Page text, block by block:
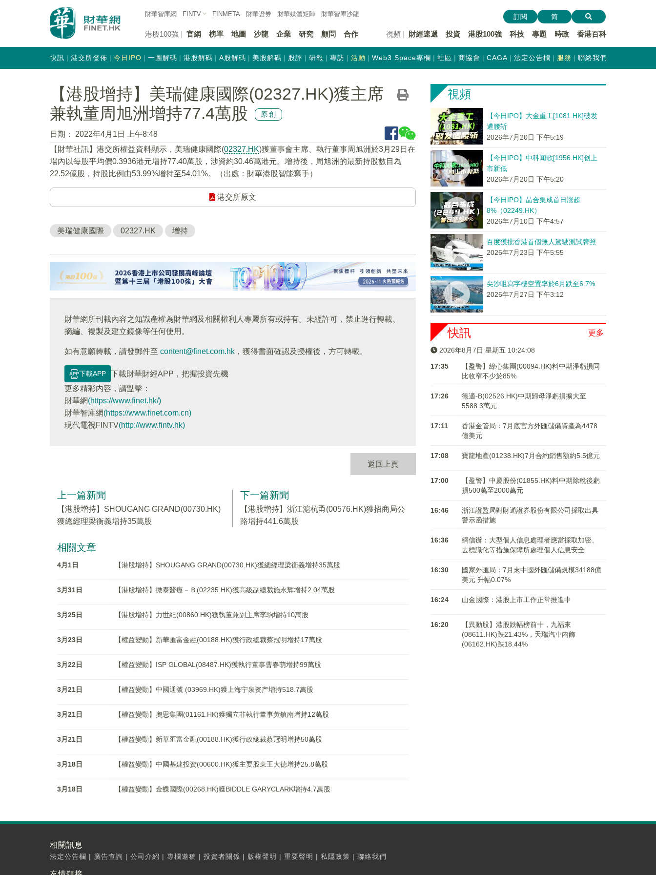
財華智庫網 FINTV FINMETA 財華證券 財華媒體矩陣 財華智庫沙龍
港股100強 官網 榜單 地圖 沙龍 企業 研究 顧問 合作 視頻 財經速遞 投資 港股100強 科技 專題 時政 香港百科
訂閱 简
快訊 港交所發佈 今日IPO 一圖解碼 港股解碼 A股解碼 美股解碼 股評 研報 專訪 活動 Web3 Space專欄 社區 商協會 CAGA 法定公告欄 服務 聯絡我們
【港股增持】美瑞健康國際(02327.HK)獲主席
兼執董周旭洲增持77.4萬股
原創
日期：
2022年4月1日 上午8:48
【財華社訊】港交所權益資料顯示，美瑞健康國際(02327.HK)獲董事會主席、執行董事周旭洲於3月29日在
場內以每股平均價0.3936港元增持77.40萬股，涉資約30.46萬港元。增持後，周旭洲的最新持股數目為
22.52億股，持股比例由53.99%增持至54.01%。（出處：財華港股智能寫手）
港交所原文
美瑞健康國際 02327.HK 增持
財華網所刊載內容之知識產權為財華網及相關權利人專屬所有或持有。未經許可，禁止進行轉載、
摘編、複製及建立鏡像等任何使用。
如有意願轉載，請發郵件至 content@finet.com.hk ，獲得書面確認及授權後，方可轉載。
下載APP
下載財華財經APP，把握投資先機
更多精彩内容，請點擊：
財華網(https://www.finet.hk/)
財華智庫網(https://www.finet.com.cn)
現代電視FINTV(http://www.fintv.hk)
返回上頁
上一篇新聞
【港股增持】SHOUGANG GRAND(00730.HK)
獲總經理梁衡義增持35萬股
下一篇新聞
【港股增持】浙江滬杭甬(00576.HK)獲招商局公
路增持441.6萬股
相關文章
4月1日 【港股增持】SHOUGANG GRAND(00730.HK)獲總經理梁衡義增持35萬股
3月31日 【港股增持】微泰醫療－Ｂ(02235.HK)獲高級副總裁施永辉增持2.04萬股
3月25日 【港股增持】力世紀(00860.HK)獲執董兼副主席李駒增持10萬股
3月23日 【權益變動】新華匯富金融(00188.HK)獲行政總裁蔡冠明增持17萬股
3月22日 【權益變動】ISP GLOBAL(08487.HK)獲執行董事曹春萌增持99萬股
3月21日 【權益變動】中國通號 (03969.HK)獲上海宁泉资产增持518.7萬股
3月21日 【權益變動】奧思集團(01161.HK)獲獨立非執行董事黃鎮南增持12萬股
3月21日 【權益變動】新華匯富金融(00188.HK)獲行政總裁蔡冠明增持50萬股
3月18日 【權益變動】中國基建投資(00600.HK)獲主要股東王大德增持25.8萬股
3月18日 【權益變動】金蝶國際(00268.HK)獲BIDDLE GARYCLARK增持4.7萬股
視頻
【今日IPO】大金重工[1081.HK]破发
遭腰斩
2026年7月20日 下午5:19
【今日IPO】中科闻歌[1956.HK]创上
市新低
2026年7月20日 下午5:20
【今日IPO】晶合集成首日涨超
8%（02249.HK）
2026年7月10日 下午4:57
百度獲批香港首個無人駕駛測試牌照
2026年7月23日 下午5:55
尖沙咀寫字樓空置率於6月跌至6.7%
2026年7月27日 下午3:12
更多
快訊
2026年8月7日 星期五 10:24:08
17:35
【盈警】綠心集團(00094.HK)料中期淨虧損同
比收窄不少於85%
17:26
德適-B(02526.HK)中期歸母淨虧損擴大至
5588.3萬元
17:11
香港金管局：7月底官方外匯儲備資產為4478
億美元
17:08 寶龍地產(01238.HK)7月合約銷售額約5.5億元
17:00
【盈警】中慶股份(01855.HK)料中期除稅後虧
損500萬至2000萬元
16:46
浙江證監局對財通證券股份有限公司採取出具
警示函措施
16:36
網信辦：大型個人信息處理者應當採取加密、
去標識化等措施保障所處理個人信息安全
16:30
國家外匯局：7月末中國外匯儲備規模34188億
美元 升幅0.07%
16:24 山金國際：港股上市工作正常推進中
16:20
【異動股】港股跌幅榜前十，九福來
(08611.HK)跌21.43%，天瑞汽車内飾
(06162.HK)跌18.44%
相關訊息
法定公告欄 | 廣告查詢 | 公司介紹 | 專欄邀稿 | 投資者關係 | 版權聲明 | 重要聲明 | 私隱政策 | 聯絡我們